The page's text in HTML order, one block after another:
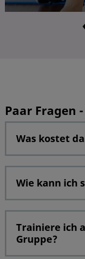
Paar Fragen
Was kostet
Wie kann ich
Trainiere ich
Gruppe?